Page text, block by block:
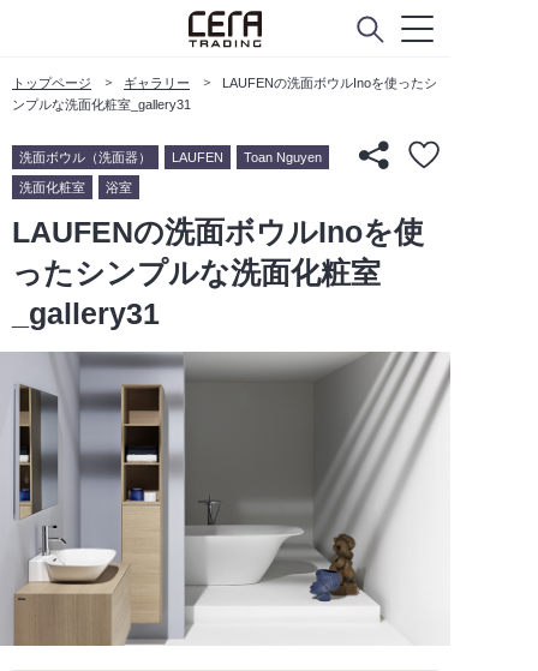
トップページ ギャラリー
LAUFENの洗面ボウルInoを使ったシ
ンプルな洗面化粧室_gallery31
洗面ボウル（洗面器） LAUFEN Toan Nguyen
洗面化粧室 浴室
LAUFENの洗面ボウルInoを使
ったシンプルな洗面化粧室
_gallery31